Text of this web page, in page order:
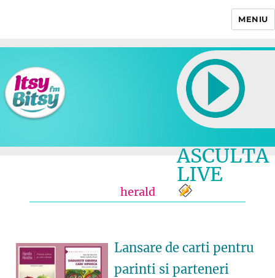
MENIU
ASCULTA
LIVE
herald
Lansare de carti pentru
parinti si parteneri